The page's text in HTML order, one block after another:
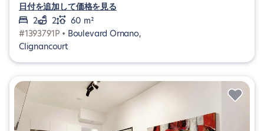
日付を追加して価格を見る
2
2
60 m²
#1393791P • Boulevard Ornano,
Clignancourt